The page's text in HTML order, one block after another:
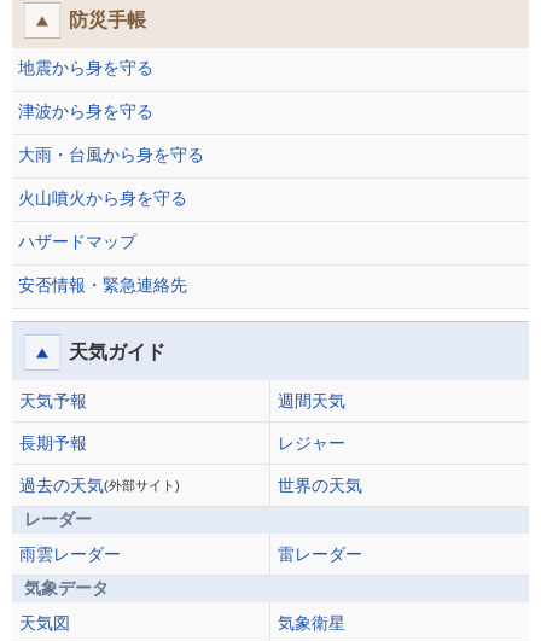
防災手帳
地震から身を守る
津波から身を守る
大雨・台風から身を守る
火山噴火から身を守る
ハザードマップ
安否情報・緊急連絡先
天気ガイド
天気予報 週間天気
長期予報 レジャー
過去の天気(外部サイト)
世界の天気
レーダー
雨雲レーダー
雷レーダー
気象データ
天気図
気象衛星